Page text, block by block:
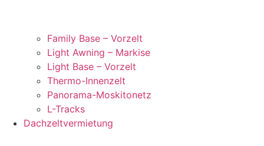
Family Base – Vorzelt
Light Awning – Markise
Light Base – Vorzelt
Thermo-Innenzelt
Panorama-Moskitonetz
L-Tracks
Dachzeltvermietung